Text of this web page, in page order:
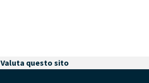
Valuta questo sito